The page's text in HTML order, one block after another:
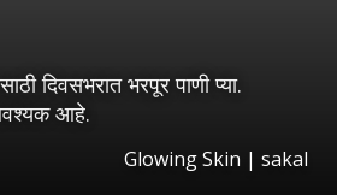
दिवसभरात भरपूर पाणी प्या.
आहे.
Glowing Skin | sakal